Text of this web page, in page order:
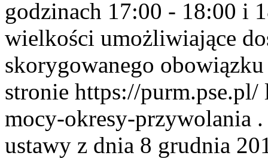
godzinach 17:00 - 18:00 i
wielkości umożliwiające
skorygowanego
stronie https://
mocy-okresy-przywolania
ustawy z dnia 8 grudnia